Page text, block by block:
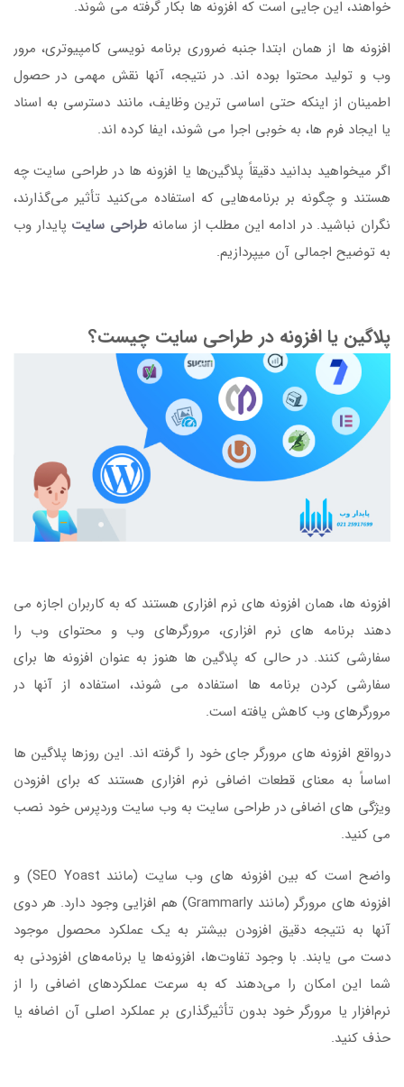
خواهند، این جایی است که افزونه ها بکار گرفته می شوند.
افزونه ها از همان ابتدا جنبه ضروری برنامه نویسی کامپیوتری، مرور
وب و تولید محتوا بوده اند. در نتیجه، آنها نقش مهمی در حصول
اطمینان از اینکه حتی اساسی ترین وظایف، مانند دسترسی به اسناد
یا ایجاد فرم ها، به خوبی اجرا می شوند، ایفا کرده اند.
اگر میخواهید بدانید دقیقاً پلاگین‌ها یا افزونه ها در طراحی سایت چه
هستند و چگونه بر برنامه‌هایی که استفاده می‌کنید تأثیر می‌گذارند،
نگران نباشید. در ادامه این مطلب از سامانه طراحی سایت پایدار وب
به توضیح اجمالی آن میپردازیم.
پلاگین یا افزونه در طراحی سایت چیست؟
افزونه ها، همان افزونه های نرم افزاری هستند که به کاربران اجازه می
دهند برنامه های نرم افزاری، مرورگرهای وب و محتوای وب را
سفارشی کنند. در حالی که پلاگین ها هنوز به عنوان افزونه ها برای
سفارشی کردن برنامه ها استفاده می شوند، استفاده از آنها در
مرورگرهای وب کاهش یافته است.
درواقع افزونه های مرورگر جای خود را گرفته اند. این روزها پلاگین ها
اساساً به معنای قطعات اضافی نرم افزاری هستند که برای افزودن
ویژگی های اضافی در طراحی سایت به وب سایت وردپرس خود نصب
می کنید.
واضح است که بین افزونه های وب سایت (مانند SEO Yoast) و
افزونه های مرورگر (مانند Grammarly) هم افزایی وجود دارد. هر دوی
آنها به نتیجه دقیق افزودن بیشتر به یک عملکرد محصول موجود
دست می یابند. با وجود تفاوت‌ها، افزونه‌ها یا برنامه‌های افزودنی به
شما این امکان را می‌دهند که به سرعت عملکردهای اضافی را از
نرم‌افزار یا مرورگر خود بدون تأثیرگذاری بر عملکرد اصلی آن اضافه یا
حذف کنید.